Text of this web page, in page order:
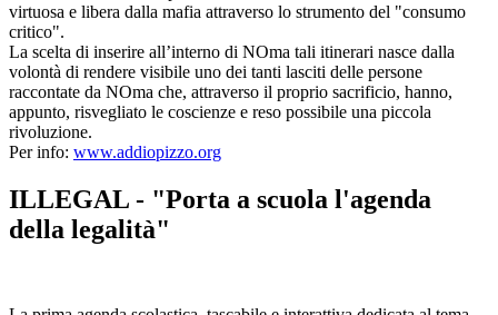
virtuosa e libera dalla mafia attraverso lo strumento del "consumo
critico".
La scelta di inserire all’interno di NOma tali itinerari nasce dalla
volontà di rendere visibile uno dei tanti lasciti delle persone
raccontate da NOma che, attraverso il proprio sacrificio, hanno,
appunto, risvegliato le coscienze e reso possibile una piccola
rivoluzione.
Per info: www.addiopizzo.org
ILLEGAL - "Porta a scuola l'agenda
della legalità"